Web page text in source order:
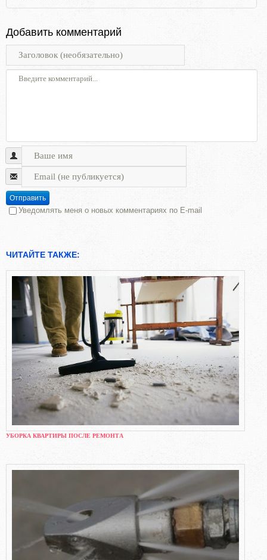
Добавить комментарий
Отправить
Уведомлять меня о новых комментариях по E-mail
ЧИТАЙТЕ ТАКЖЕ:
УБОРКА КВАРТИРЫ ПОСЛЕ РЕМОНТА